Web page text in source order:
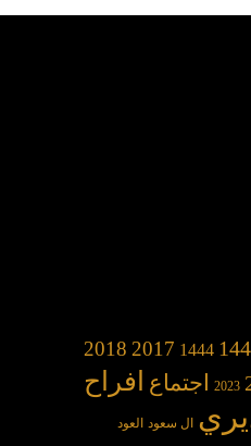
1444
2017
2018
2023 اجتماع افراح
ال سعود العود